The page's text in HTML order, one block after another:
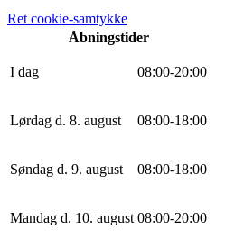
Ret cookie-samtykke
Åbningstider
I dag 08:00-20:00
Lørdag d. 8. august 08:00-18:00
Søndag d. 9. august 08:00-18:00
Mandag d. 10. august 08:00-20:00